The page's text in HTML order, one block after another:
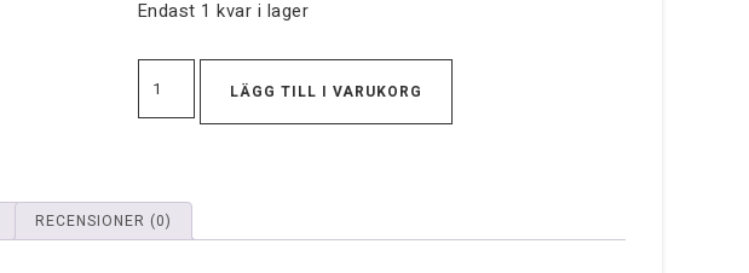
Endast 1 kvar i lager
LÄGG TILL I VARUKORG
RECENSIONER (0)